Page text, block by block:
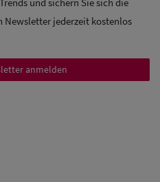
Newsletter jederzeit kostenlos
anmelden